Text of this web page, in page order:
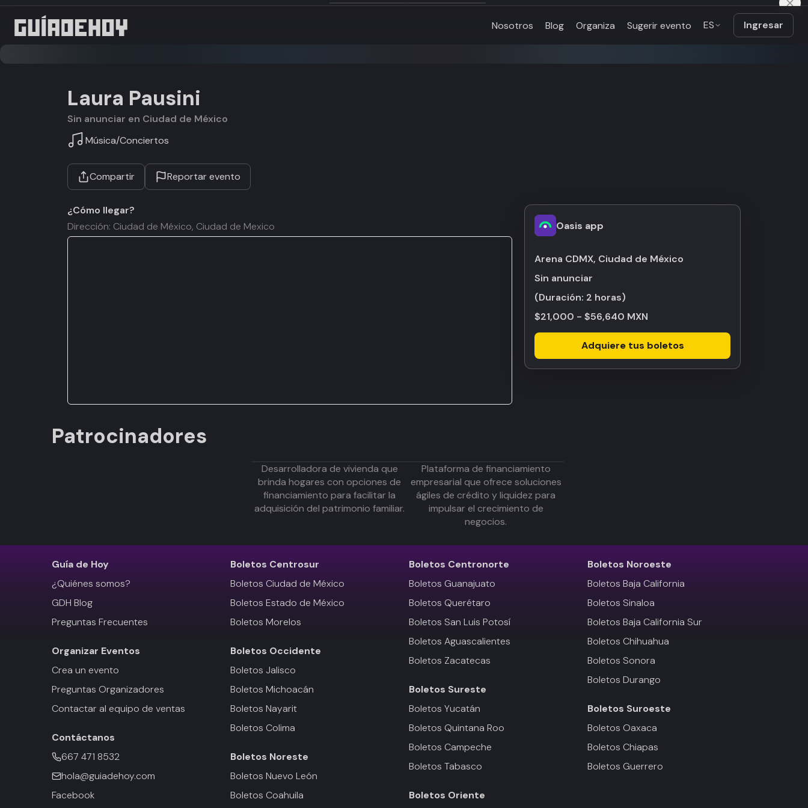
Nosotros Blog Organiza Sugerir evento ES Ingresar
Laura Pausini
Sin anunciar en Ciudad de México
Música/Conciertos
Compartir Reportar evento
Oasis app
Arena CDMX, Ciudad de México
Sin anunciar
(Duración: 2 horas)
$21,000 - $56,640 MXN
Adquiere tus boletos
¿Cómo llegar?
Dirección: Ciudad de México, Ciudad de Mexico
Patrocinadores
Desarrolladora de vivienda que
brinda hogares con opciones de
financiamiento para facilitar la
adquisición del patrimonio familiar.
Plataforma de financiamiento
empresarial que ofrece soluciones
ágiles de crédito y liquidez para
impulsar el crecimiento de
negocios.
Guía de Hoy
¿Quiénes somos?
GDH Blog
Preguntas Frecuentes
Organizar Eventos
Crea un evento
Preguntas Organizadores
Contactar al equipo de ventas
Contáctanos
667 471 8532
hola@guiadehoy.com
Facebook
Boletos Centrosur
Boletos Ciudad de México
Boletos Estado de México
Boletos Morelos
Boletos Occidente
Boletos Jalisco
Boletos Michoacán
Boletos Nayarit
Boletos Colima
Boletos Noreste
Boletos Nuevo León
Boletos Coahuila
Boletos Centronorte
Boletos Guanajuato
Boletos Querétaro
Boletos San Luis Potosí
Boletos Aguascalientes
Boletos Zacatecas
Boletos Sureste
Boletos Yucatán
Boletos Quintana Roo
Boletos Campeche
Boletos Tabasco
Boletos Oriente
Boletos Noroeste
Boletos Baja California
Boletos Sinaloa
Boletos Baja California Sur
Boletos Chihuahua
Boletos Sonora
Boletos Durango
Boletos Suroeste
Boletos Oaxaca
Boletos Chiapas
Boletos Guerrero